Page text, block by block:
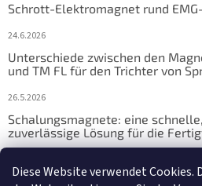
Diese Website verwendet
Schrott-Elektromagnet rund
24.6.2026
Unterschiede zwischen den
und TM FL für den Trichter von
26.5.2026
Schalungsmagnete: eine
zuverlässige Lösung für die